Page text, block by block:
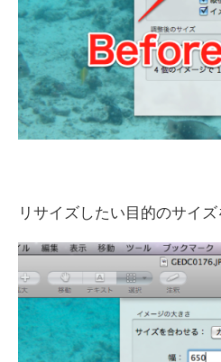
リサイズしたい目的のサイズ